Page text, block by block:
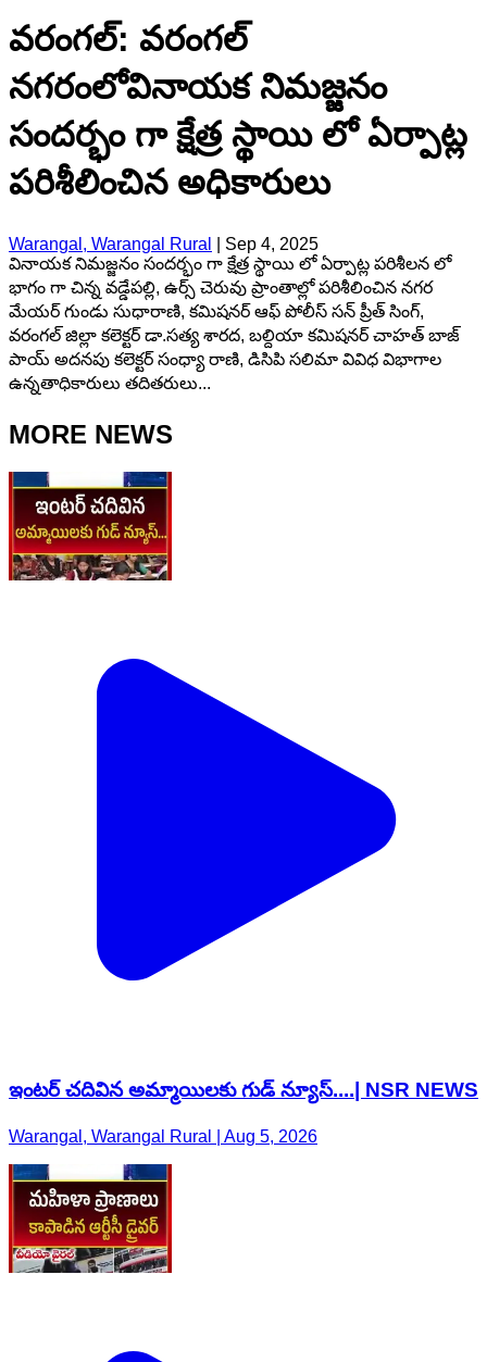
వరంగల్: వరంగల్
నగరంలోవినాయక నిమజ్జనం
సందర్భం గా క్షేత్ర స్థాయి లో ఏర్పాట్ల
పరిశీలించిన అధికారులు
Warangal, Warangal Rural
Sep 4, 2025
వినాయక నిమజ్జనం సందర్భం గా క్షేత్ర స్థాయి లో ఏర్పాట్ల పరిశీలన లో
భాగం గా చిన్న వడ్డేపల్లి, ఉర్స్ చెరువు ప్రాంతాల్లో పరిశీలించిన నగర
మేయర్ గుండు సుధారాణి, కమిషనర్ ఆఫ్ పోలీస్ సన్ ప్రీత్ సింగ్,
వరంగల్ జిల్లా కలెక్టర్ డా.సత్య శారద, బల్దియా కమిషనర్ చాహత్ బాజ్
పాయ్ అదనపు కలెక్టర్ సంధ్యా రాణి, డిసిపి సలిమా వివిధ విభాగాల
ఉన్నతాధికారులు తదితరులు...
MORE NEWS
ఇంటర్ చదివిన అమ్మాయిలకు గుడ్ న్యూస్....| NSR NEWS
Warangal, Warangal Rural | Aug 5, 2026